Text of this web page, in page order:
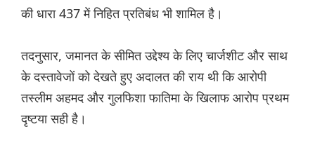
की धारा 437 में निहित प्रतिबंध भी शामिल है।
तदनुसार, जमानत के सीमित उद्देश्य के लिए चार्जशीट और साथ
के दस्तावेजों को देखते हुए अदालत की राय थी कि आरोपी
तस्लीम अहमद और गुलफिशा फातिमा के खिलाफ आरोप प्रथम
दृष्टया सही है।